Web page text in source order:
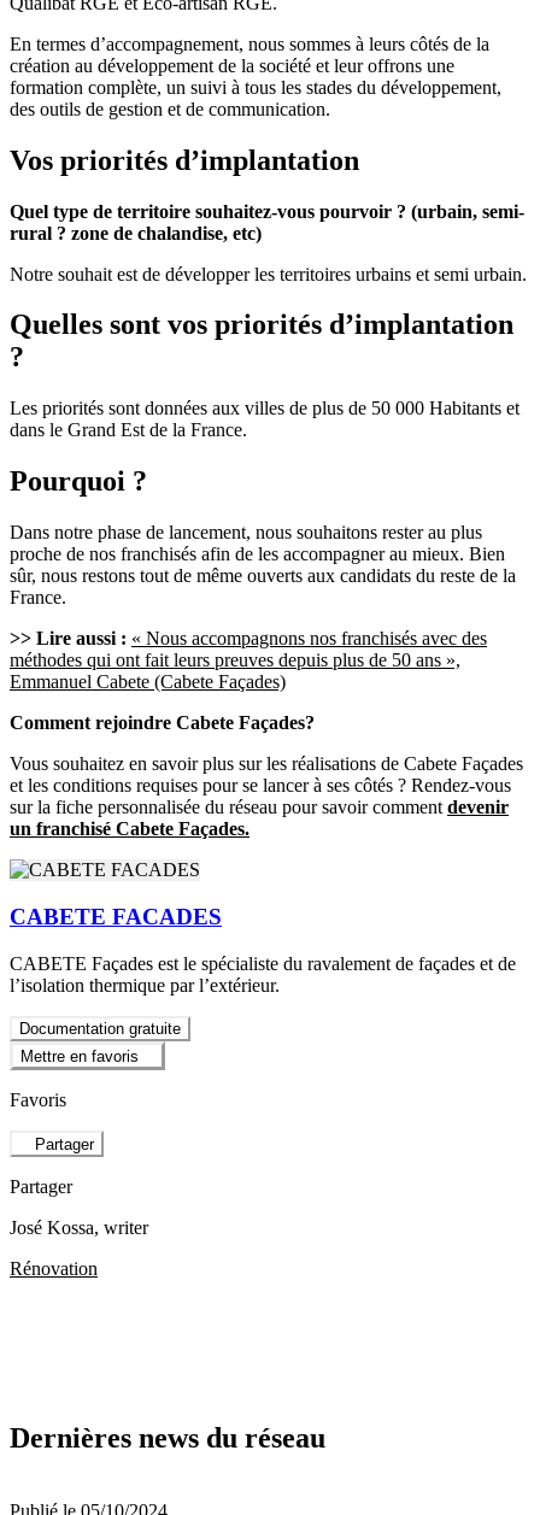
En termes d’accompagnement, nous sommes à leurs côtés de la
création au développement de la société et leur offrons une
formation complète, un suivi à tous les stades du développement,
des outils de gestion et de communication.
Vos priorités d’implantation
Quel type de territoire souhaitez-vous pourvoir ? (urbain, semi-
rural ? zone de chalandise, etc)
Notre souhait est de développer les territoires urbains et semi urbain.
Quelles sont vos priorités d’implantation
?
Les priorités sont données aux villes de plus de 50 000 Habitants et
dans le Grand Est de la France.
Pourquoi ?
Dans notre phase de lancement, nous souhaitons rester au plus
proche de nos franchisés afin de les accompagner au mieux. Bien
sûr, nous restons tout de même ouverts aux candidats du reste de la
France.
>> Lire aussi : « Nous accompagnons nos franchisés avec des
méthodes qui ont fait leurs preuves depuis plus de 50 ans »,
Emmanuel Cabete (Cabete Façades)
Comment rejoindre Cabete Façades?
Vous souhaitez en savoir plus sur les réalisations de Cabete Façades
et les conditions requises pour se lancer à ses côtés ? Rendez-vous
sur la fiche personnalisée du réseau pour savoir comment devenir
un franchisé Cabete Façades.
CABETE FACADES
CABETE Façades est le spécialiste du ravalement de façades et de
l’isolation thermique par l’extérieur.
Documentation gratuite
Mettre en favoris
Favoris
Partager
Partager
José Kossa, writer
Rénovation
Dernières news du réseau
Publié le 05/10/2024